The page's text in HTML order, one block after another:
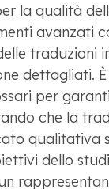
la qualità
avanzati
traduzioni
dettagliati.
per
che la
qualitativa
dello